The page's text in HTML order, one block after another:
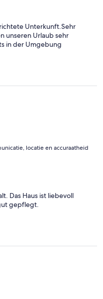
Unterkunft.Sehr
unseren Urlaub sehr
in der Umgebung
locatie en accuraatheid
Das Haus ist liebevoll
gepflegt.